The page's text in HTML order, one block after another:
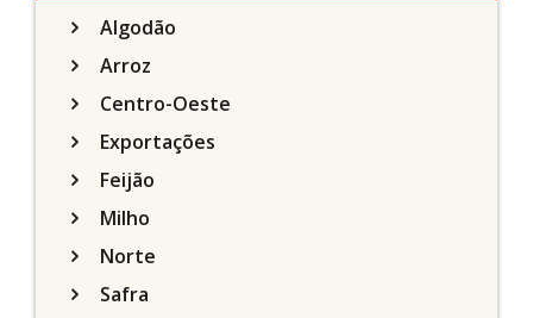
Algodão
Arroz
Centro-Oeste
Exportações
Feijão
Milho
Norte
Safra